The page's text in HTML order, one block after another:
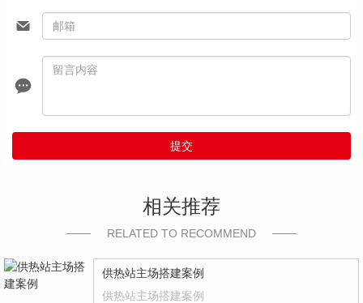
提交
相关推荐
RELATED TO RECOMMEND
供热站主场搭建案例
供热站主场搭建案例